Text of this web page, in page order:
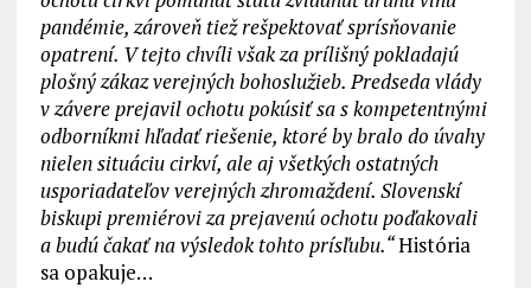
pandémie, zároveň tiež rešpektovať sprísňovanie
opatrení. V tejto chvíli však za prílišný pokladajú
plošný zákaz verejných bohoslužieb. Predseda vlády
v závere prejavil ochotu pokúsiť sa s kompetentnými
odborníkmi hľadať riešenie, ktoré by bralo do úvahy
nielen situáciu cirkví, ale aj všetkých ostatných
usporiadateľov verejných zhromaždení. Slovenskí
biskupi premiérovi za prejavenú ochotu poďakovali
a budú čakať na výsledok tohto prísľubu.“História
sa opakuje…